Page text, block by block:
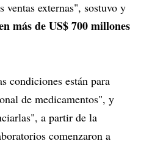
ventas externas", sostuvo y
más de US$ 700 millones
condiciones están para
de medicamentos", y
a partir de la
comenzaron a